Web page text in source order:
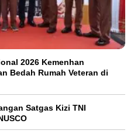
2026 Kemenhan
Bedah Rumah Veteran di
Satgas Kizi TNI